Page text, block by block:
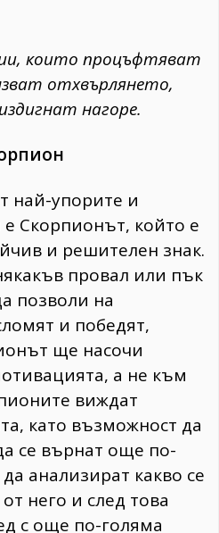
които процъфтяват
отхвърлянето,
нагоре.
най-упорите и
Скорпионът, който е
и решителен знак.
провал или пък
позволи на
и победят,
ще насочи
а не към
виждат
като възможност да
се върнат още по-
анализират какво се
него и след това
с още по-голяма